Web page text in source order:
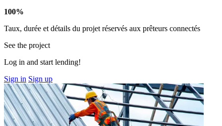
100%
Taux, durée et détails du projet réservés aux prêteurs connectés
See the project
Log in and start lending!
Sign in Sign up